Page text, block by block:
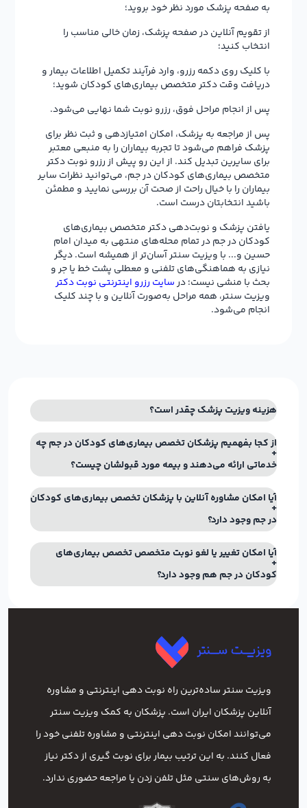
به صفحه پزشک مورد نظر خود بروید؛
از تقویم آنلاین در صفحه پزشک، زمان خالی مناسب را
انتخاب کنید؛
با کلیک روی دکمه رزرو، وارد فرآیند تکمیل اطلاعات بیمار و
دریافت وقت دکتر متخصص بیماری‌های کودکان شوید؛
پس از انجام مراحل فوق، رزرو نوبت شما نهایی می‌شود.
پس از مراجعه به پزشک، امکان امتیازدهی و ثبت نظر برای
پزشک فراهم می‌شود تا تجربه بیماران را به منبعی معتبر
برای سایرین تبدیل کند. از این رو پیش از رزرو نوبت دکتر
متخصص بیماری‌های کودکان در جم، می‌توانید نظرات سایر
بیماران را با خیال راحت از صحت آن بررسی نمایید و مطمئن
باشید انتخابتان درست است.
یافتن پزشک و نوبت‌دهی دکتر متخصص بیماری‌های
کودکان در جم در تمام محله‌های منتهی به میدان امام
حسین و... با ویزیت سنتر آسان‌تر از همیشه است. دیگر
نیازی به هماهنگی‌های تلفنی و معطلی پشت خط یا جر و
بحث با منشی نیست؛ درسایت رزرو اینترنتی نوبت دکتر
ویزیت سنتر، همه مراحل به‌صورت آنلاین و با چند کلیک
انجام می‌شود.
هزینه ویزیت پزشک چقدر است؟
از کجا بفهمیم پزشکان تخصص بیماری‌های کودکان در جم چه
خدماتی ارائه می‌دهند و بیمه مورد قبولشان چیست؟
آیا امکان مشاوره آنلاین با پزشکان تخصص بیماری‌های کودکان
در جم وجود دارد؟
آیا امکان تغییر یا لغو نوبت متخصص تخصص بیماری‌های
کودکان در جم هم وجود دارد؟
ویزیت سنتر ساده‌ترین راه نوبت‌ دهی اینترنتی و مشاوره
آنلاین پزشکان ایران است. پزشکان به کمک ویزیت سنتر
می‌توانند امکان نوبت دهی اینترنتی و مشاوره تلفنی خود را
فعال کنند. به این ترتیب بیمار برای نوبت گیری از دکتر نیاز
به روش‌های سنتی مثل تلفن زدن یا مراجعه حضوری ندارد.